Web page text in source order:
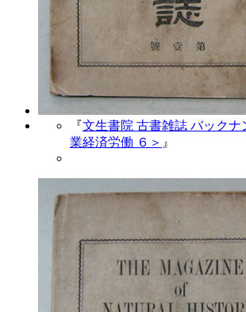
『文生書院 古書雑誌 バックナ
業経済労働 ６＞ 』